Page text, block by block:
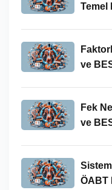
Temel
ve
Fek
ve
ÖABT